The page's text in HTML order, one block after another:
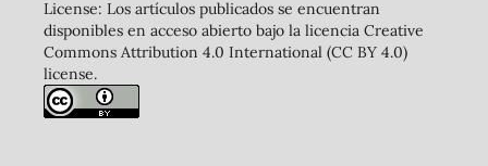
License: Los artículos publicados se encuentran
disponibles en acceso abierto bajo la licencia Creative
Commons Attribution 4.0 International (CC BY 4.0)
license.